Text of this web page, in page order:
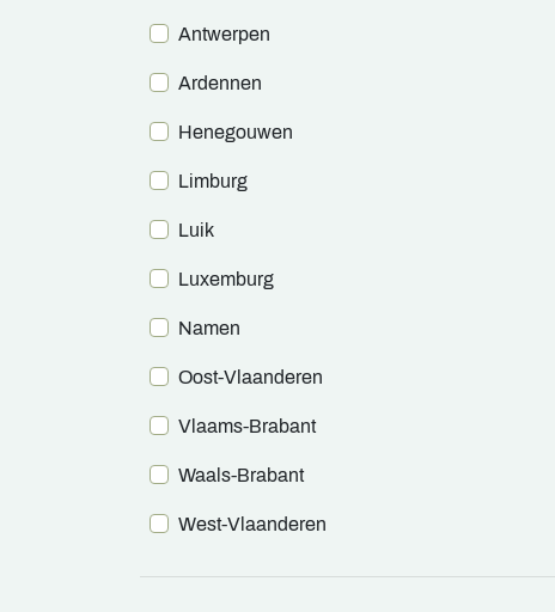
Antwerpen
Ardennen
Henegouwen
Limburg
Luik
Luxemburg
Namen
Oost-Vlaanderen
Vlaams-Brabant
Waals-Brabant
West-Vlaanderen